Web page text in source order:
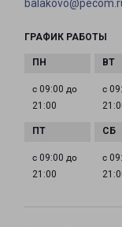
ГРАФИК РАБОТЫ
с 09:00 до
21:00
с
с 09:00 до
21:00
с